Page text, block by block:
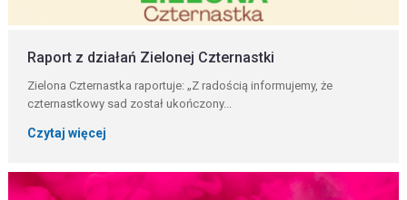
Raport z działań Zielonej Czternastki
Zielona Czternastka raportuje: „Z radością informujemy, że
czternastkowy sad został ukończony...
Czytaj więcej